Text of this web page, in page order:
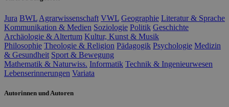
Jura BWL Agrarwissenschaft VWL Geographie Literatur & Sprache
Kommunikation & Medien Soziologie Politik Geschichte
Archäologie & Altertum Kultur, Kunst & Musik
Philosophie Theologie & Religion Pädagogik Psychologie Medizin
& Gesundheit Sport & Bewegung
Mathematik & Naturwiss. Informatik Technik & Ingenieurwesen
Lebenserinnerungen Variata
Autorinnen und Autoren